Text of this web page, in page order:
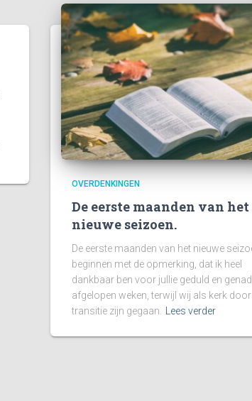
OVERDENKINGEN
De eerste maanden van het
nieuwe seizoen.
De eerste maanden van het nieuwe
beginnen met de opmerking, dat ik heel
dankbaar ben voor jullie geduld en
afgelopen weken, terwijl wij als kerk
transitie zijn gegaan.
Lees verder